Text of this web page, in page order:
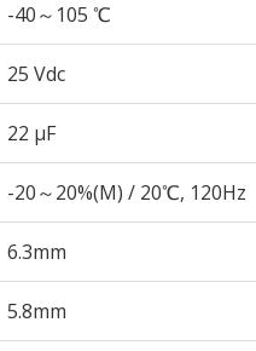
-40～105 ℃
25 Vdc
22 µF
-20～20%(M) / 20℃, 120Hz
6.3mm
5.8mm